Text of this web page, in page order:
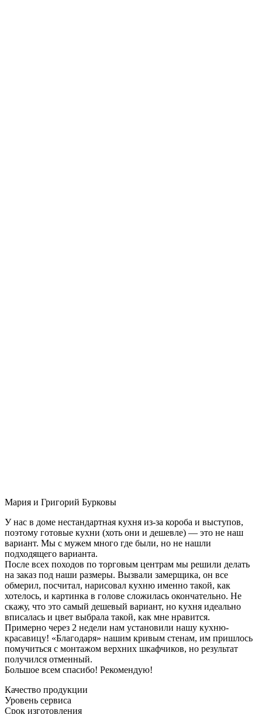
Мария и Григорий Бурковы
У нас в доме нестандартная кухня из-за короба и выступов,
поэтому готовые кухни (хоть они и дешевле) — это не наш
вариант. Мы с мужем много где были, но не нашли
подходящего варианта.
После всех походов по торговым центрам мы решили делать
на заказ под наши размеры. Вызвали замерщика, он все
обмерил, посчитал, нарисовал кухню именно такой, как
хотелось, и картинка в голове сложилась окончательно. Не
скажу, что это самый дешевый вариант, но кухня идеально
вписалась и цвет выбрала такой, как мне нравится.
Примерно через 2 недели нам установили нашу кухню-
красавицу! «Благодаря» нашим кривым стенам, им пришлось
помучиться с монтажом верхних шкафчиков, но результат
получился отменный.
Большое всем спасибо! Рекомендую!
Качество продукции
Уровень сервиса
Срок изготовления